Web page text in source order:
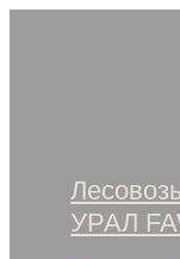
УРАЛ